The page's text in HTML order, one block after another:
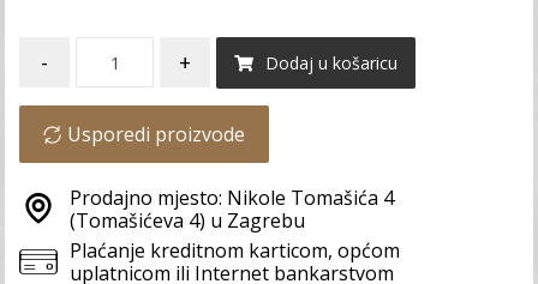
- + Dodaj u košaricu
Usporedi proizvode
Prodajno mjesto: Nikole Tomašića 4
(Tomašićeva 4) u Zagrebu
Plaćanje kreditnom karticom, općom
uplatnicom ili Internet bankarstvom